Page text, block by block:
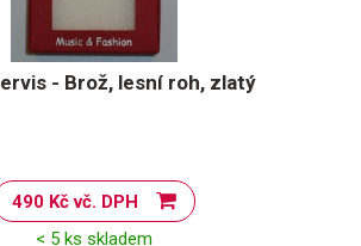
- Brož, lesní roh, zlatý
490 Kč vč. DPH
< 5 ks skladem